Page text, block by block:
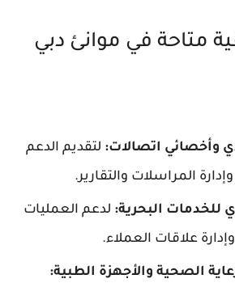
متاحة في موانئ دبي
وأخصائي اتصالات: لتقديم الدعم
المراسلات والتقارير.
للخدمات البحرية: لدعم العمليات
علاقات العملاء.
الصحية والأجهزة الطبية: